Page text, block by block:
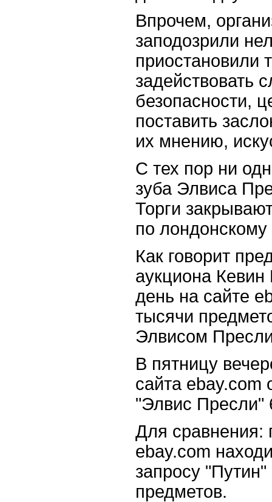
Впрочем,
заподозрили
приостановили
задействовать
безопасности,
поставить
их мнению,
С тех пор ни
зуба Элвиса
Торги
по
Как говорит
аукциона
день на сайте
тысячи
Элвисом
В пятницу
сайта ebay.com
"Элвис Пресли"
Для сравнения:
ebay.com
запросу
предметов.